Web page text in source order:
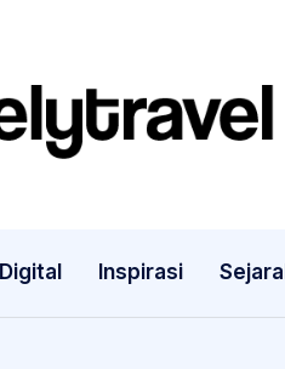
S
e
Jelajahi
Digital Inspirasi